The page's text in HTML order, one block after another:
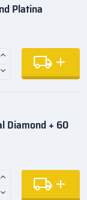
Platina
Diamond + 60